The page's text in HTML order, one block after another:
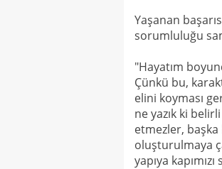
Yaşanan
sorumluluğu
"Hayatım
Çünkü bu,
elini koyması
ne yazık ki
etmezler,
oluşturulmaya
yapıya